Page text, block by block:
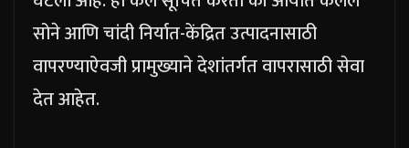
सोने आणि चांदी निर्यात-केंद्रित उत्पादनासाठी
वापरण्याऐवजी प्रामुख्याने देशांतर्गत वापरासाठी सेवा
देत आहेत.